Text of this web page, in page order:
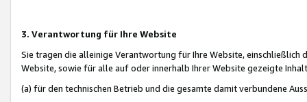
3. Verantwortung für Ihre Website
Sie tragen die alleinige Verantwortung für Ihre Website,
Website, sowie für alle auf oder innerhalb Ihrer Website gezeigte
(a) für den technischen Betrieb und die gesamte damit verbundene